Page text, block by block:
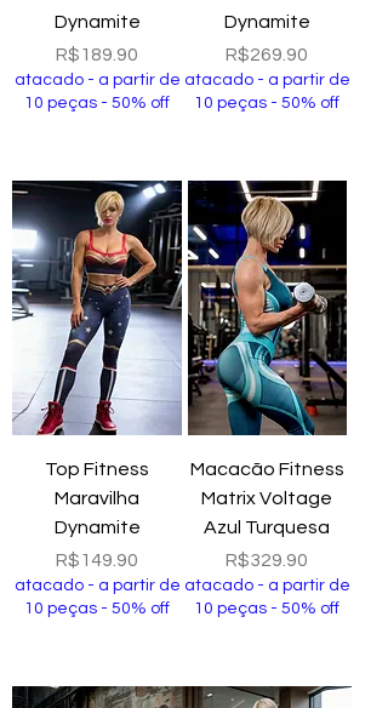
Dynamite
Price
R$189.90
atacado - a partir de
10 peças - 50% off
Dynamite
Price
R$269.90
atacado - a partir de
10 peças - 50% off
Top Fitness
Maravilha
Dynamite
Price
R$149.90
atacado - a partir de
10 peças - 50% off
Macacão Fitness
Matrix Voltage
Azul Turquesa
Price
R$329.90
atacado - a partir de
10 peças - 50% off